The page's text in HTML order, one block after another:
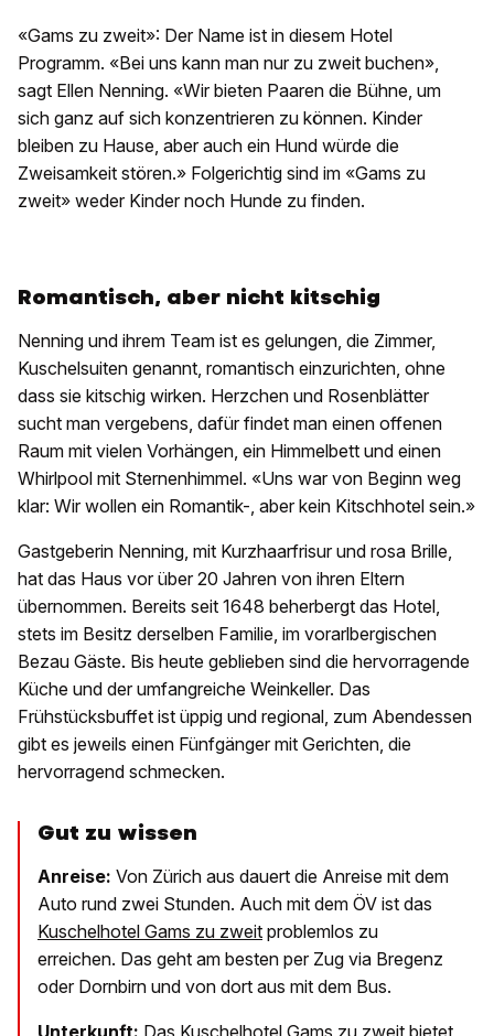
«Gams zu zweit»: Der Name ist in diesem Hotel
Programm. «Bei uns kann man nur zu zweit buchen»,
sagt Ellen Nenning. «Wir bieten Paaren die Bühne, um
sich ganz auf sich konzentrieren zu können. Kinder
bleiben zu Hause, aber auch ein Hund würde die
Zweisamkeit stören.» Folgerichtig sind im «Gams zu
zweit» weder Kinder noch Hunde zu finden.
Romantisch, aber nicht kitschig
Nenning und ihrem Team ist es gelungen, die Zimmer,
Kuschelsuiten genannt, romantisch einzurichten, ohne
dass sie kitschig wirken. Herzchen und Rosenblätter
sucht man vergebens, dafür findet man einen offenen
Raum mit vielen Vorhängen, ein Himmelbett und einen
Whirlpool mit Sternenhimmel. «Uns war von Beginn weg
klar: Wir wollen ein Romantik-, aber kein Kitschhotel sein.»
Gastgeberin Nenning, mit Kurzhaarfrisur und rosa Brille,
hat das Haus vor über 20 Jahren von ihren Eltern
übernommen. Bereits seit 1648 beherbergt das Hotel,
stets im Besitz derselben Familie, im vorarlbergischen
Bezau Gäste. Bis heute geblieben sind die hervorragende
Küche und der umfangreiche Weinkeller. Das
Frühstücksbuffet ist üppig und regional, zum Abendessen
gibt es jeweils einen Fünfgänger mit Gerichten, die
hervorragend schmecken.
Gut zu wissen
Anreise: Von Zürich aus dauert die Anreise mit dem
Auto rund zwei Stunden. Auch mit dem ÖV ist das
Kuschelhotel Gams zu zweit problemlos zu
erreichen. Das geht am besten per Zug via Bregenz
oder Dornbirn und von dort aus mit dem Bus.